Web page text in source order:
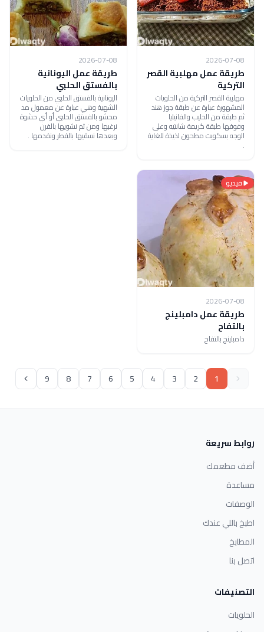
2026-07-08
طريقة عمل مهلبية القصر
التركية
مهلبية القصر التركية من الحلويات
المشهورة عبارة عن طبقة جوز هند
ثم طبقة من الحليب والفانيليا
وفوقها طبقة كريمة شانتيه وعلى
الوجه بسكويت مطحون لذيذة للغاية
.
2026-07-08
طريقة عمل اليونانية
بالفستق الحلبي
اليونانية بالفستق الحلبي من الحلويات
الشهية وهي عبارة عن معمول مد
محشو بالفستق الحلبي أو أي حشوة
نرغبها ومن ثم نشويها بالفرن
وبعدها نسقيها بالقطر ونقدمها .
فيديو
2026-07-08
طريقة عمل دامبلينج
بالتفاح​
دامبلينج بالتفاح​
1
2
3
4
5
6
7
8
9
روابط سريعة
أضف مطعمك
مساعدة
الوصفات
اطبخ باللي عندك
المطابخ
اتصل بنا
التصنيفات
الحلويات